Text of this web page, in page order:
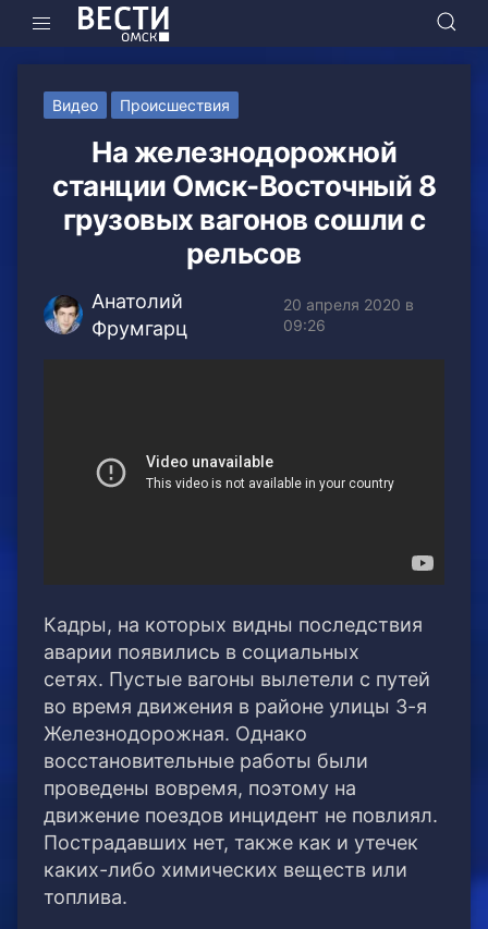
Видео Происшествия
На железнодорожной
станции Омск-Восточный 8
грузовых вагонов сошли с
рельсов
Анатолий
Фрумгарц
20 апреля 2020 в
09:26
Кадры, на которых видны последствия
аварии появились в социальных
сетях. Пустые вагоны вылетели с путей
во время движения в районе улицы 3-я
Железнодорожная. Однако
восстановительные работы были
проведены вовремя, поэтому на
движение поездов инцидент не повлиял.
Пострадавших нет, также как и утечек
каких-либо химических веществ или
топлива.